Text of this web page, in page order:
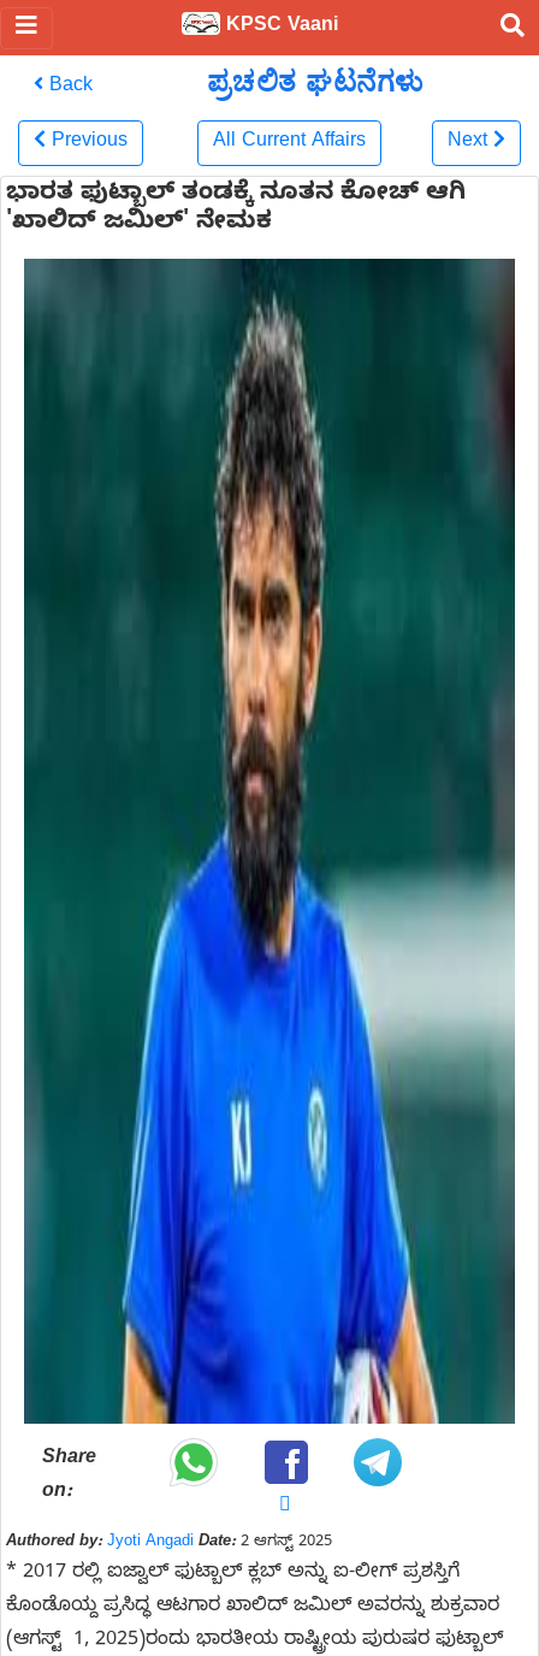
KPSC Vaani
Back ಪ್ರಚಲಿತ ಘಟನೆಗಳು
Previous All Current Affairs Next
ಭಾರತ ಫುಟ್ಬಾಲ್‌ ತಂಡಕ್ಕೆ ನೂತನ ಕೋಚ್ ಆಗಿ
'ಖಾಲಿದ್ ಜಮಿಲ್' ನೇಮಕ
Share
on:
Authored by: Jyoti Angadi Date:2 ಆಗಸ್ಟ್ 2025
* 2017 ರಲ್ಲಿ ಐಜ್ವಾಲ್ ಫುಟ್ಬಾಲ್ ಕ್ಲಬ್ ಅನ್ನು ಐ-ಲೀಗ್ ಪ್ರಶಸ್ತಿಗೆ
ಕೊಂಡೊಯ್ದ ಪ್ರಸಿದ್ಧ ಆಟಗಾರ ಖಾಲಿದ್ ಜಮಿಲ್ ಅವರನ್ನು ಶುಕ್ರವಾರ
(ಆಗಸ್ಟ್ 1, 2025)ರಂದು ಭಾರತೀಯ ರಾಷ್ಟ್ರೀಯ ಪುರುಷರ ಫುಟ್ಬಾಲ್